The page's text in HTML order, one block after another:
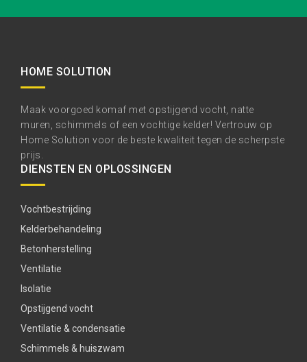
HOME SOLUTION
Maak voorgoed komaf met opstijgend vocht, natte
muren, schimmels of een vochtige kelder! Vertrouw op
Home Solution voor de beste kwaliteit tegen de scherpste
prijs.
DIENSTEN EN OPLOSSINGEN
Vochtbestrijding
Kelderbehandeling
Betonherstelling
Ventilatie
Isolatie
Opstijgend vocht
Ventilatie & condensatie
Schimmels & huiszwam